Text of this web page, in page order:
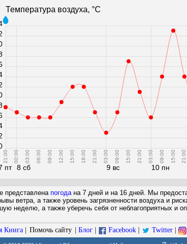
Температура воздуха, °С
7 пт
21:00
8 сб
00:00 03:00 06:00 09:00 12:00 15:00 18:00 21:00
9 вс
03:00 09:00 15:00 21:00
10 пн
03:00 09:00 15:00 21:00
представлена погода на 7 дней и на 16 дней. Мы
ветра, а также уровень загрязненности воздуха и
неделю, а также уберечь себя от неблагоприятных и
Книга Помочь сайту Блог Facebook Twitter